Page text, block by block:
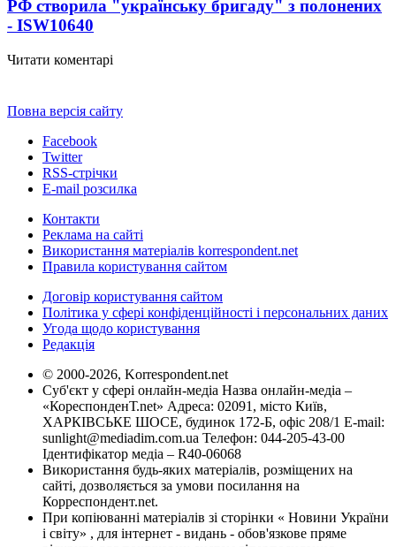
РФ створила "українську бригаду" з полонених
- ISW10640
Читати коментарі
Повна версія сайту
Facebook
Twitter
RSS-стрічки
E-mail розсилка
Контакти
Реклама на сайті
Використання матеріалів korrespondent.net
Правила користування сайтом
Договір користування сайтом
Політика у сфері конфіденційності і персональних даних
Угода щодо користування
Редакція
© 2000-2026, Korrespondent.net
Суб'єкт у сфері онлайн-медіа Назва онлайн-медіа –
«КореспонденТ.net» Адреса: 02091, місто Київ,
ХАРКІВСЬКЕ ШОСЕ, будинок 172-Б, офіс 208/1 E-mail:
sunlight@mediadim.com.ua Телефон: 044-205-43-00
Ідентифікатор медіа – R40-06068
Використання будь-яких матеріалів, розміщених на
сайті, дозволяється за умови посилання на
Корреспондент.net.
При копіюванні матеріалів зі сторінки « Новини України
і світу» , для інтернет - видань - обов'язкове пряме